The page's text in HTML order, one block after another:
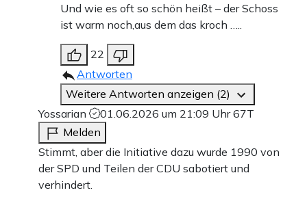
Und wie es oft so schön heißt – der Schoss
ist warm noch,aus dem das kroch …..
22
Antworten
Weitere Antworten anzeigen (2)
Yossarian
01.06.2026 um 21:09 Uhr67T
Melden
Stimmt, aber die Initiative dazu wurde 1990 von
der SPD und Teilen der CDU sabotiert und
verhindert.